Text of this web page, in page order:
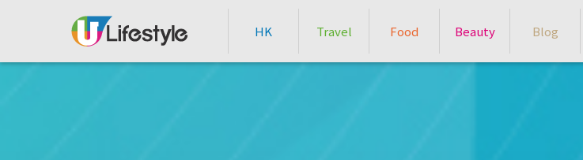
HK Travel Food Beauty Blog